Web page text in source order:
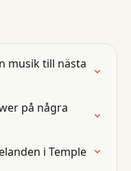
musik till nästa
på några
i Temple